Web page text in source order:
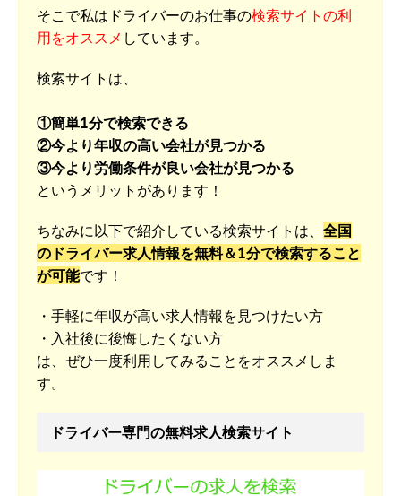
そこで私はドライバーのお仕事の検索サイトの利
用をオススメ しています。
検索サイトは、
①簡単1分で検索できる
②今より年収の高い会社が見つかる
③今より労働条件が良い会社が見つかる
というメリットがあります！
ちなみに以下で紹介している検索サイトは、 全国
のドライバー求人情報を無料＆1分で検索すること
が可能です！
・手軽に年収が高い求人情報を見つけたい方
・入社後に後悔したくない方
は、ぜひ一度利用してみることをオススメしま
す。
ドライバー専門の無料求人検索サイト